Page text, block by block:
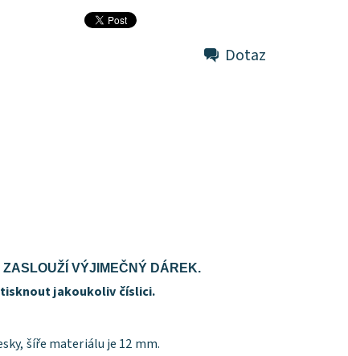
Dotaz
VÝJIMEČNÝ DÁREK.
jakoukoliv číslici.
šíře materiálu je 12 mm.